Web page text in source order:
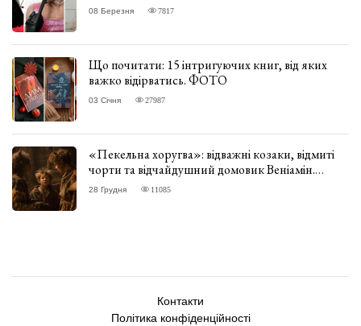
08 Березня 7817
Що почитати: 15 інтригуючих книг, від яких
важко відірватись. ФОТО
03 Січня 27987
«Пекельна хоругва»: відважні козаки, відмиті
чорти та відчайдушний домовик Веніамін.
ВІДГУК
28 Грудня 11085
Контакти
Політика конфіденційності